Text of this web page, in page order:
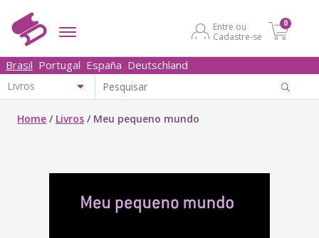
Entre ou
Cadastre-se
0
Brasil Portugal España Deutschland
Home / Livros / Meu pequeno mundo